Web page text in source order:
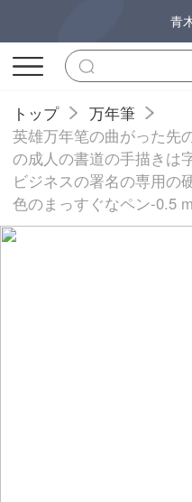
青
トップ
万年筆
英雄万年笔の曲がった先
の成人の書道の手描きは
ビジネスの署名の専用の
色のまっすぐなペン-0.5